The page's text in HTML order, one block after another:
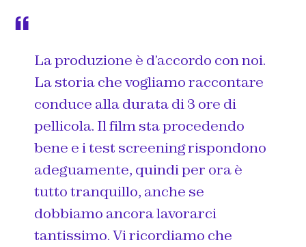
La produzione è d’accordo con noi.
La storia che vogliamo raccontare
conduce alla durata di 3 ore di
pellicola. Il film sta procedendo
bene e i test screening rispondono
adeguamente, quindi per ora è
tutto tranquillo, anche se
dobbiamo ancora lavorarci
tantissimo. Vi ricordiamo che